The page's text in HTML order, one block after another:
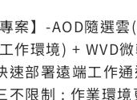
案】-AOD隨選雲
作環境) + WVD
速部署遠端工作通
不限制 : 作業環境